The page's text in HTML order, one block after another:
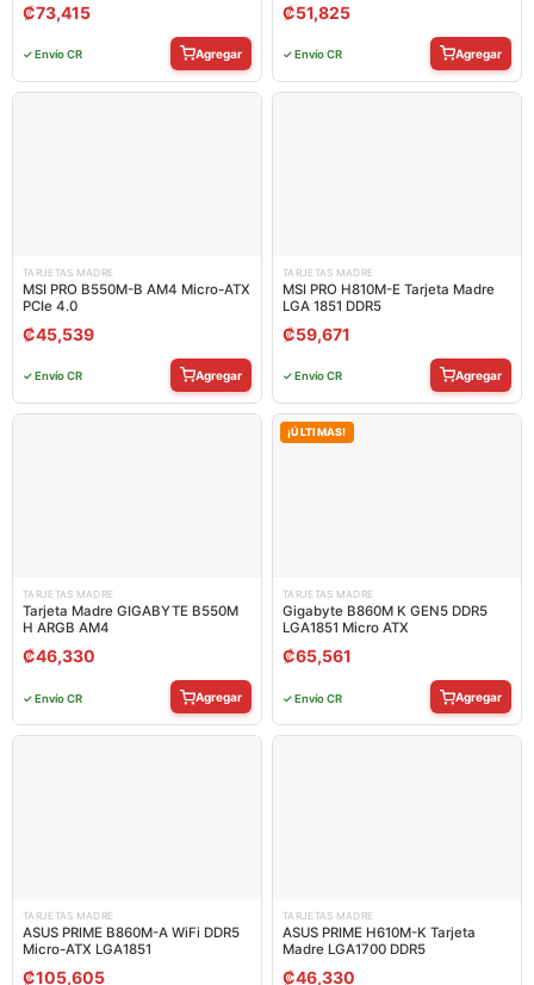
₡73,415
✓ Envío CR Agregar
₡51,825
✓ Envío CR Agregar
TARJETAS MADRE
MSI PRO B550M-B AM4 Micro-ATX
PCIe 4.0
₡45,539
✓ Envío CR Agregar
TARJETAS MADRE
MSI PRO H810M-E Tarjeta Madre
LGA 1851 DDR5
₡59,671
✓ Envío CR Agregar
TARJETAS MADRE
Tarjeta Madre GIGABYTE B550M
H ARGB AM4
₡46,330
✓ Envío CR Agregar
¡ÚLTIMAS!
TARJETAS MADRE
Gigabyte B860M K GEN5 DDR5
LGA1851 Micro ATX
₡65,561
✓ Envío CR Agregar
TARJETAS MADRE
ASUS PRIME B860M-A WiFi DDR5
Micro-ATX LGA1851
₡105,605
TARJETAS MADRE
ASUS PRIME H610M-K Tarjeta
Madre LGA1700 DDR5
₡46,330